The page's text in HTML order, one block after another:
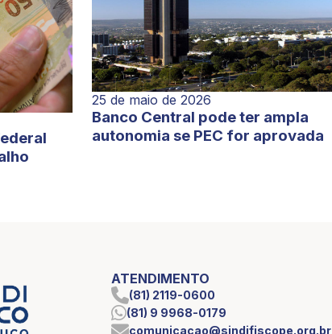
25 de maio de 2026
Banco Central pode ter ampla
autonomia se PEC for aprovada
ATENDIMENTO
(81) 2119-0600
(81) 9 9968-0179
comunicacao@sindifiscope.org.br